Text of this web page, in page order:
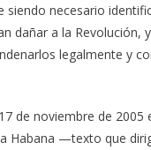
siendo necesario
dañar a la Revolución,
legalmente y
de noviembre de 2005
Habana —texto que